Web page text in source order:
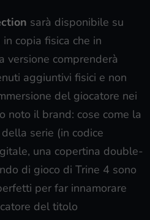
sarà disponibile su
copia fisica che in
versione comprenderà
aggiuntivi fisici e non
del giocatore nei
noto il brand: cose come la
serie (in codice
una copertina double-
di gioco di Trine 4 sono
per far innamorare
del titolo